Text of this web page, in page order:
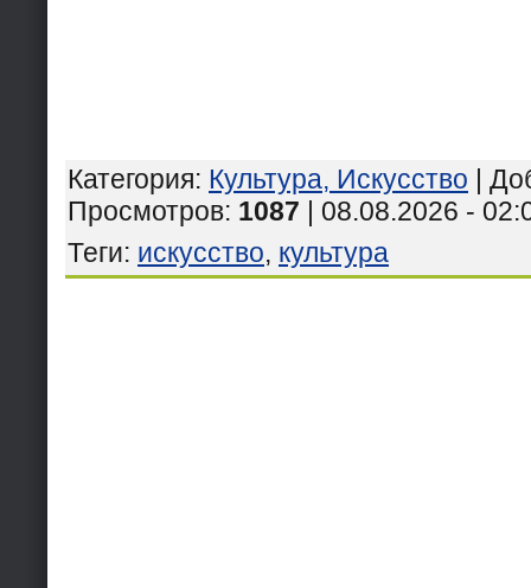
Категория: Культура, Искусство |
Просмотров: 1087 | 08.08.2026 -
Теги: искусство, культура